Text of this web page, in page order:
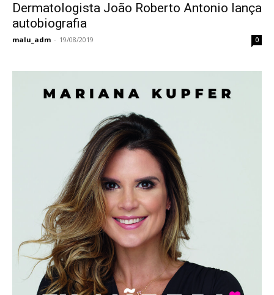
Dermatologista João Roberto Antonio lança
autobiografia
malu_adm - 19/08/2019 0